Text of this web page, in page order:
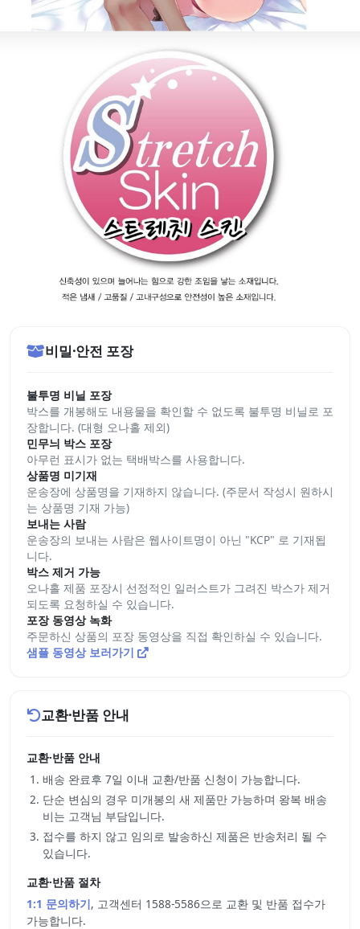
비밀·안전 포장
불투명 비닐 포장
박스를 개봉해도 내용물을 확인할 수 없도록 불투명 비닐로 포
장합니다. (대형 오나홀 제외)
민무늬 박스 포장
아무런 표시가 없는 택배박스를 사용합니다.
상품명 미기재
운송장에 상품명을 기재하지 않습니다. (주문서 작성시 원하시
는 상품명 기재 가능)
보내는 사람
운송장의 보내는 사람은 웹사이트명이 아닌 "KCP" 로 기재됩
니다.
박스 제거 가능
오나홀 제품 포장시 선정적인 일러스트가 그려진 박스가 제거
되도록 요청하실 수 있습니다.
포장 동영상 녹화
주문하신 상품의 포장 동영상을 직접 확인하실 수 있습니다.
샘플 동영상 보러가기
교환·반품 안내
교환·반품 안내
배송 완료후 7일 이내 교환/반품 신청이 가능합니다.
단순 변심의 경우 미개봉의 새 제품만 가능하며 왕복 배송
비는 고객님 부담입니다.
접수를 하지 않고 임의로 발송하신 제품은 반송처리 될 수
있습니다.
교환·반품 절차
1:1 문의하기, 고객센터 1588-5586으로 교환 및 반품 접수가
가능합니다.